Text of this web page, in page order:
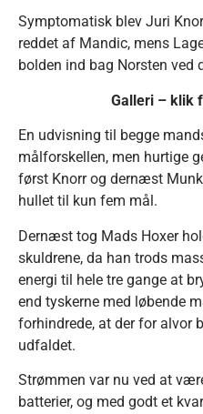
Symptomatisk blev Juri
reddet af Mandic, mens
bolden ind bag Norsten ved
Galleri – klik
En udvisning til begge
målforskellen, men hurtige
først Knorr og dernæst
hullet til kun fem mål.
Dernæst tog Mads Hoxer
skuldrene, da han trods
energi til hele tre gange at
end tyskerne med løbende
forhindrede, at der for alvor
udfaldet.
Strømmen var nu ved at
batterier, og med godt et